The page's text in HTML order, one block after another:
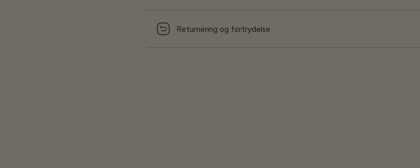
Returnering og fortrydelse